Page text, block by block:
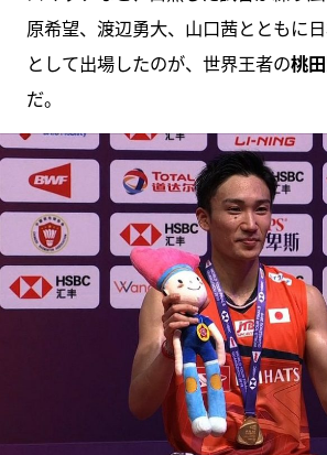
原希望、渡辺勇大、山口茜とともに
として出場したのが、世界王者の桃
だ。